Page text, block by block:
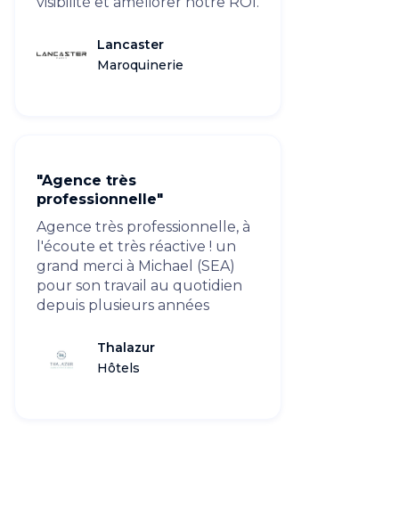
Lancaster
Maroquinerie
"Agence très
professionnelle"
Agence très professionnelle, à
l'écoute et très réactive ! un
grand merci à Michael (SEA)
pour son travail au quotidien
depuis plusieurs années
Thalazur
Hôtels